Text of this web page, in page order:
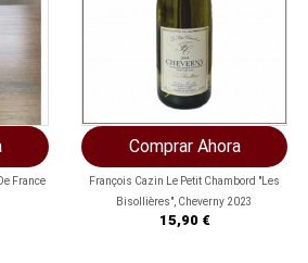
France
Comprar Ahora
François Cazin Le Petit Chambord "Les
Bisollières", Cheverny 2023
Precio
15,90 €